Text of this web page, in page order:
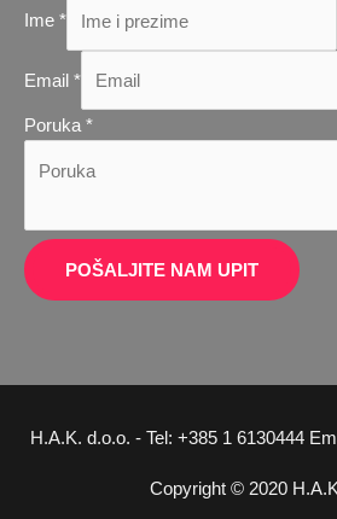
Ime *
Poruka
Email *
Poruka*
POŠALJITE NAM UPIT
H.A.K. d.o.o. - Tel: +385 1 6130444
Copyright © 2020